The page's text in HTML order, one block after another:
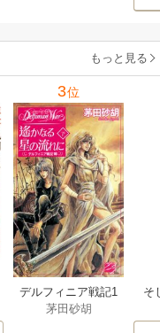
もっと見る
3位
デルフィニア戦記1
茅田砂胡
そ